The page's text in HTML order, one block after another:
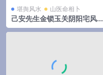
堪舆风水 山医命相卜
己安先生金锁玉关阴阳宅风水
视频43集